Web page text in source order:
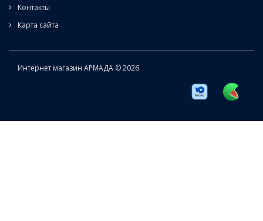
Контакты
Карта сайта
Интернет магазин АРМАДА © 2026